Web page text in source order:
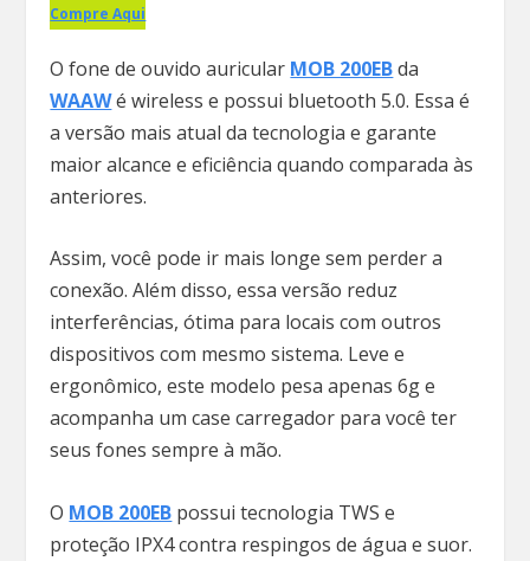
Compre Aqui
O fone de ouvido auricular MOB 200EBda
WAAWé wireless e possui bluetooth 5.0. Essa é
a versão mais atual da tecnologia e garante
maior alcance e eficiência quando comparada às
anteriores.
Assim, você pode ir mais longe sem perder a
conexão. Além disso, essa versão reduz
interferências, ótima para locais com outros
dispositivos com mesmo sistema. Leve e
ergonômico, este modelo pesa apenas 6g e
acompanha um case carregador para você ter
seus fones sempre à mão.
O MOB 200EB possui tecnologia TWS e
proteção IPX4 contra respingos de água e suor.